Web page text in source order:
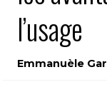
l’usage
Emmanuèle